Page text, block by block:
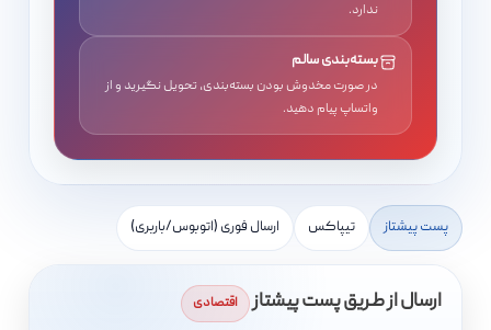
ندارد.
بسته‌بندی سالم
در صورت مخدوش بودن بسته‌بندی، تحویل نگیرید و از
واتساپ پیام دهید.
پست پیشتاز تیپاکس ارسال فوری (اتوبوس/باربری)
ارسال از طریق پست پیشتاز اقتصادی